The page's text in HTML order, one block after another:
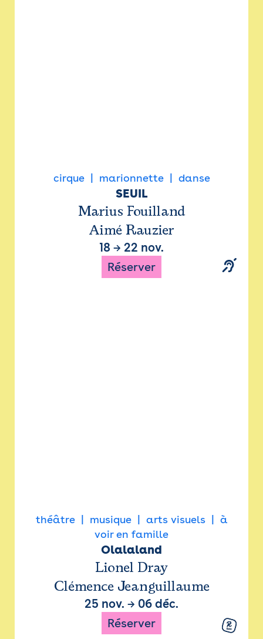
cirque marionnette danse
SEUIL
Marius Fouilland
Aimé Rauzier
18 → 22 nov.
Réserver
théâtre musique arts visuels
à
voir en famille
Olalaland
Lionel Dray
Clémence Jeanguillaume
25 nov. → 06 déc.
Réserver